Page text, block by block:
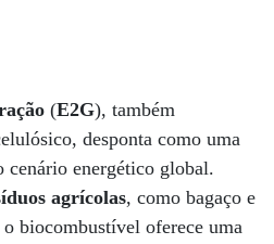
(E2G), também
desponta como uma
cenário energético global.
agrícolas, como bagaço e
o biocombustível oferece uma